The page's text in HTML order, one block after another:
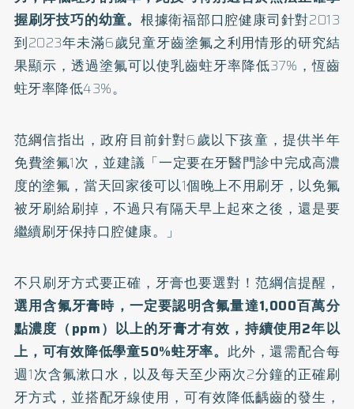
握刷牙技巧的幼童。 根據衛福部口腔健康司針對2013
到2023年未滿6歲兒童牙齒塗氟之利用情形的研究結
果顯示，透過塗氟可以使乳齒蛀牙率降低37%，恆齒
蛀牙率降低43%。
范綱信指出，政府目前針對6歲以下孩童，提供半年
免費塗氟1次，並建議「一定要在牙醫門診中完成高濃
度的塗氟，當天回家後可以1個晚上不用刷牙，以免氟
被牙刷給刷掉，不過只有隔天早上起來之後，還是要
繼續刷牙保持口腔健康。」
不只刷牙方式要正確，牙膏也要選對 ！范綱信提醒，
選用含氟牙膏時，一定要認明含氟量達1,000百萬分
點濃度（ppm）以上的牙膏才有效，持續使用2年以
上，可有效降低學童50%蛀牙率。此外，還需配合每
週1次含氟漱口水，以及每天至少兩次2分鐘的正確刷
牙方式，並搭配牙線使用，可有效降低齲齒的發生，